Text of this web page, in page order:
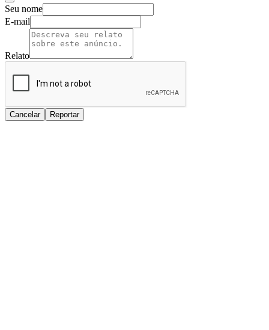
Seu nome
E-mail
Relato
Cancelar Reportar